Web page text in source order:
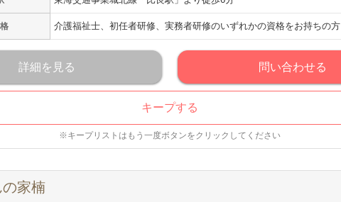
介護福祉士、初任者研修、実務者研修のいずれかの資格をお持ちの方
詳細を見る 問い合わせる
キープする
※キープリストはもう一度ボタンをクリックしてください
家楠